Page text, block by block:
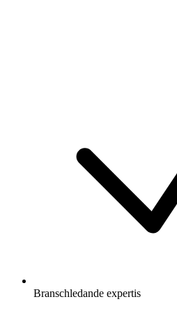
Branschledande expertis